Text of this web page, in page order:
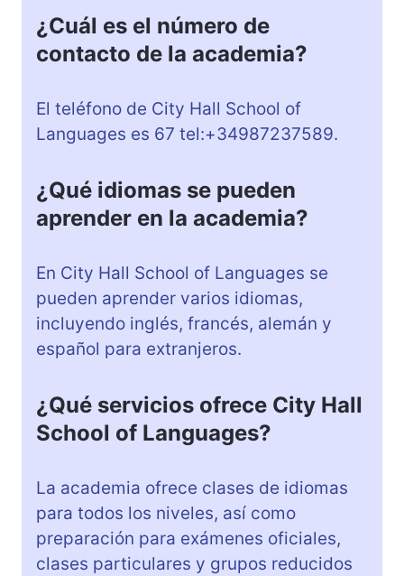
¿Cuál es el número de
contacto de la academia?
El teléfono de City Hall School of
Languages es 67 tel:+34987237589.
¿Qué idiomas se pueden
aprender en la academia?
En City Hall School of Languages se
pueden aprender varios idiomas,
incluyendo inglés, francés, alemán y
español para extranjeros.
¿Qué servicios ofrece City Hall
School of Languages?
La academia ofrece clases de idiomas
para todos los niveles, así como
preparación para exámenes oficiales,
clases particulares y grupos reducidos